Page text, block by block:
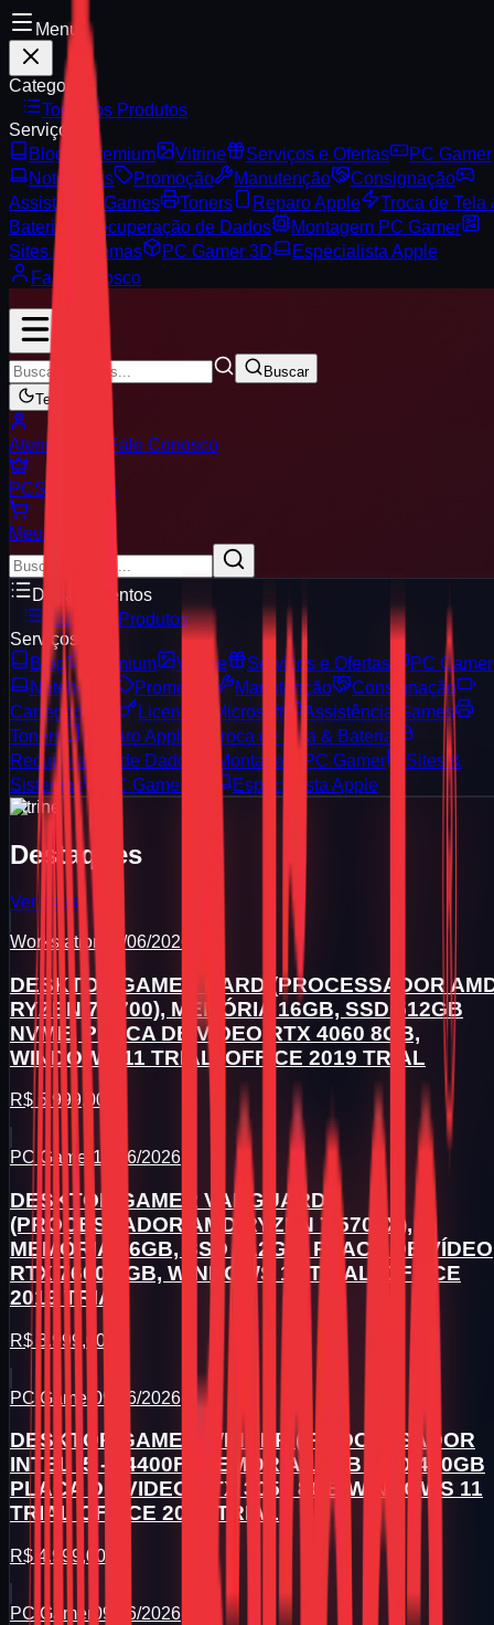
Menu
Categorias
Todos os Produtos
Serviços
Blog
Premium Vitrine Serviços e Ofertas
PC Gamer
Notebooks
Promoção Manutenção
Consignação
Assistência Games
Toners Reparo Apple
Troca de Tela
Bateria
Recuperação de Dados
Montagem PC Gamer
Sites & Sistemas
PC Gamer 3D
Especialista Apple
Fale Conosco
Buscar
Tema
Atendimento Fale Conosco
PCS Premium
MeuCarrinho
Departamentos
Todos os Produtos
Serviços
Blog
Premium Vitrine Serviços e Ofertas
PC Gamer
Notebooks
Promoção Manutenção
Consignação
Carregadores
Licenças Microsoft
Assistência Games
Toners
Reparo Apple
Troca de Tela & Bateria
Recuperação de Dados
Montagem PC Gamer
Sites &
Sistemas
PC Gamer 3D
Especialista Apple
Vitrine
Destaques
Ver mais
Workstation 17/06/2026
DESKTOP GAMER HARD (PROCESSADOR
RYZEN 7 5700), MEMÓRIA 16GB, SSD 512GB
NVME, PLACA DE VÍDEO RTX 4060 8GB,
WINDOWS 11 TRIAL, OFFICE 2019 TRIAL
R$ 5.999,00
PC Gamer 16/06/2026
DESKTOP GAMER VANGUARD
(PROCESSADOR AMD RYZEN 7 5700X),
MEMÓRIA 16GB, SSD 512GB, PLACA DE VÍDEO
RTX 7600 8GB, WINDOWS 11 TRIAL, OFFICE
2019 TRIAL
R$ 3.999,00
PC Gamer 09/06/2026
DESKTOP GAMER WINNER ( PROCESSADOR
INTEL I5 - 14400F) MEMORIA 16GB SSD 480GB
PLACA DE VIDEO RTX 3050 8GB WINDOWS 11
TRIAL OFFICE 2019 TRIAL
R$ 4.999,00
PC Gamer 09/06/2026